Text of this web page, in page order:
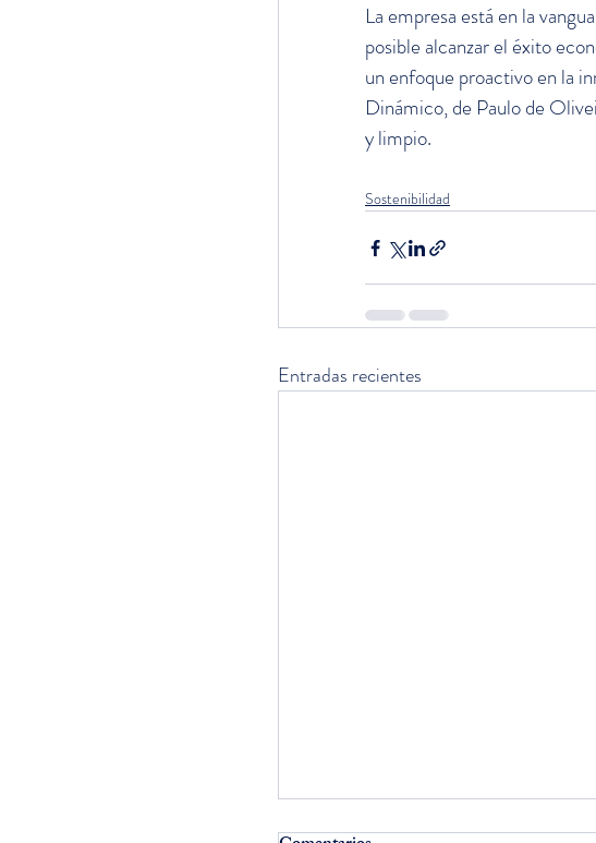
La empresa está en la
posible alcanzar el éxito
un enfoque proactivo en la
Dinámico, de Paulo de
y limpio.
Sostenibilidad
Entradas recientes